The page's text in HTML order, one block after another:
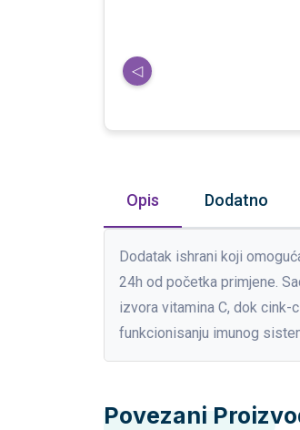
◁
Opis Dodatno
Dodatak ishrani koji
24h od početka primjene.
izvora vitamina C, dok cink-
funkcionisanju imunog
Povezani